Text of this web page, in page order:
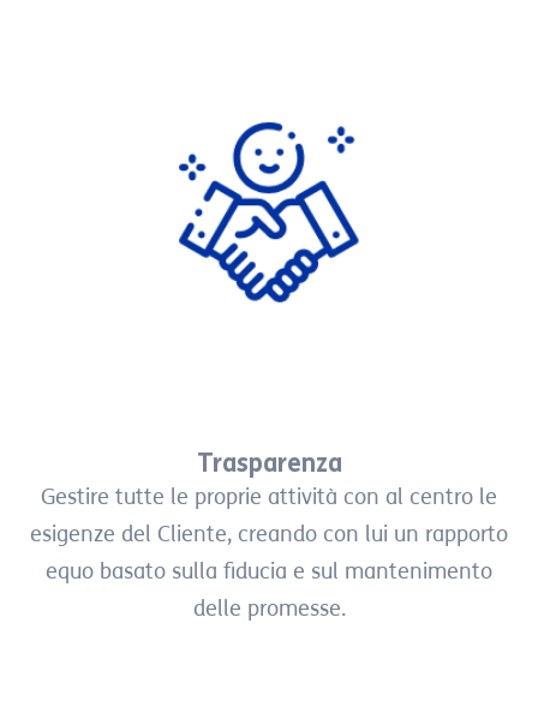
Trasparenza
Gestire tutte le proprie attività con al centro le
esigenze del Cliente, creando con lui un rapporto
equo basato sulla fiducia e sul mantenimento
delle promesse.